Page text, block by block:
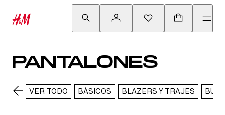
PANTALONES
VER TODO BÁSICOS BLAZERS Y TRAJES